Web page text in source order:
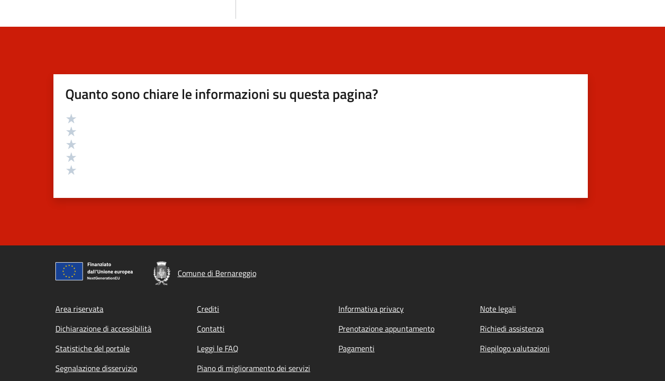
Quanto sono chiare le informazioni su questa pagina?
Valutazione
Comune di Bernareggio
Footer menu
Area riservata Crediti Informativa privacy
Note legali
Dichiarazione di accessibilità
Contatti Prenotazione appuntamento
Richiedi assistenza
Statistiche del portale
Leggi le FAQ Pagamenti
Riepilogo valutazioni
Segnalazione disservizio
Piano di miglioramento dei servizi